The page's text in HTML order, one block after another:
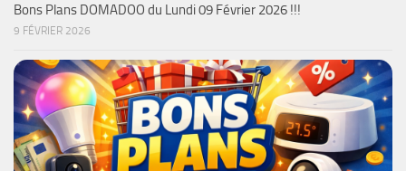
Bons Plans DOMADOO du Lundi 09 Février 2026 !!!
9 FÉVRIER 2026